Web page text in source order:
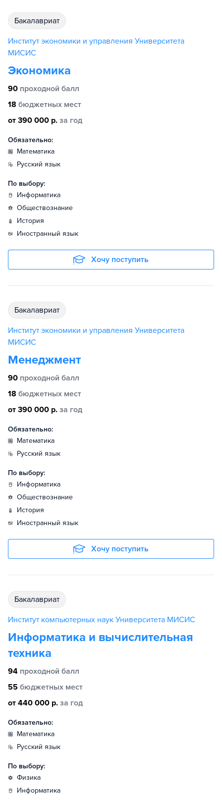
бакалавриат
Институт экономики и управления Университета
МИСИС
Экономика
90 проходной балл
18 бюджетных мест
от 390 000 р. за год
Обязательно:
математика
русский язык
По выбору:
информатика
обществознание
история
иностранный язык
Хочу поступить
бакалавриат
Институт экономики и управления Университета
МИСИС
Менеджмент
90 проходной балл
18 бюджетных мест
от 390 000 р. за год
Обязательно:
математика
русский язык
По выбору:
информатика
обществознание
история
иностранный язык
Хочу поступить
бакалавриат
Институт компьютерных наук Университета МИСИС
Информатика и вычислительная
техника
94 проходной балл
55 бюджетных мест
от 440 000 р. за год
Обязательно:
математика
русский язык
По выбору:
физика
информатика